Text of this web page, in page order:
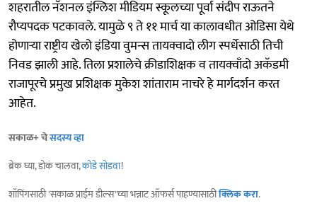
शहरातील नॅशनल इंग्लिश मीडियम स्कूलच्या पूर्वा संदीप राऊतने
रौप्यपदक पटकावले. यामुळे ९ ते ११ मार्च या कालावधीत ओडिसा येथे
होणाऱ्या राष्ट्रीय खेलो इंडिया वुमन्स तायक्वादो लीग स्पर्धेसाठी तिची
निवड झाली आहे. तिला प्रशालेचे क्रीडाशिक्षक व तायक्वाँदो अकॅडमी
राजापूरचे प्रमुख प्रशिक्षक मुकेश शांताराम नाचरे हे मार्गदर्शन करत
आहेत.
सकाळ+ चेसदस्य व्हा
ब्रेक घ्या, डोकं चालवा,कोडे सोडवा!
शॉपिंगसाठी 'सकाळ प्राईम डील्स'च्या भन्नाट ऑफर्स पाहण्यासाठीक्लिक करा.